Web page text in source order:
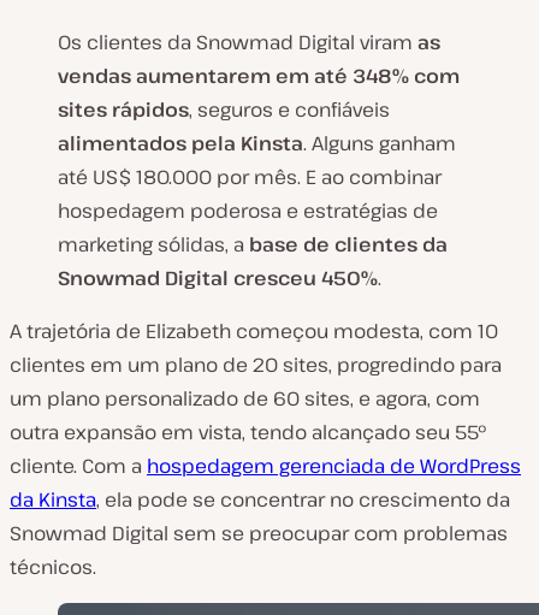
Os clientes da Snowmad Digital viram as
vendas aumentarem em até 348% com
sites rápidos, seguros e confiáveis
alimentados pela Kinsta. Alguns ganham
até US$ 180.000 por mês. E ao combinar
hospedagem poderosa e estratégias de
marketing sólidas, a base de clientes da
Snowmad Digital cresceu 450%.
A trajetória de Elizabeth começou modesta, com 10
clientes em um plano de 20 sites, progredindo para
um plano personalizado de 60 sites, e agora, com
outra expansão em vista, tendo alcançado seu 55º
cliente. Com a hospedagem gerenciada de WordPress
da Kinsta, ela pode se concentrar no crescimento da
Snowmad Digital sem se preocupar com problemas
técnicos.